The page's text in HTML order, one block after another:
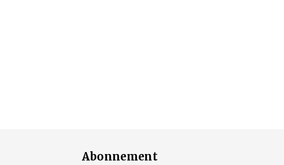
Abonnement